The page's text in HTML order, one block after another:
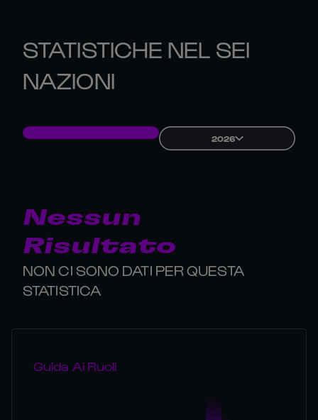
STATISTICHE NEL SEI
NAZIONI
2026
Nessun
Risultato
NON CI SONO DATI PER QUESTA
STATISTICA
Guida Ai Ruoli